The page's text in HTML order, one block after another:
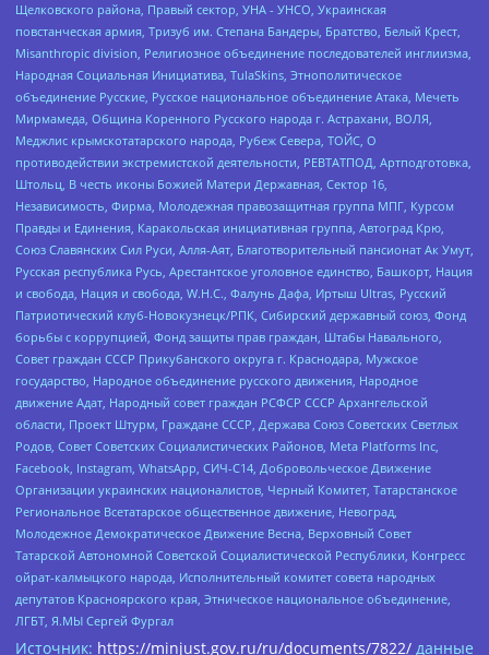
Щелковского района, Правый сектор, УНА - УНСО, Украинская
повстанческая армия, Тризуб им. Степана Бандеры, Братство, Белый Крест,
Misanthropic division, Религиозное объединение последователей инглиизма,
Народная Социальная Инициатива, TulaSkins, Этнополитическое
объединение Русские, Русское национальное объединение Атака, Мечеть
Мирмамеда, Община Коренного Русского народа г. Астрахани, ВОЛЯ,
Меджлис крымскотатарского народа, Рубеж Севера, ТОЙС, О
противодействии экстремистской деятельности, РЕВТАТПОД, Артподготовка,
Штольц, В честь иконы Божией Матери Державная, Сектор 16,
Независимость, Фирма, Молодежная правозащитная группа МПГ, Курсом
Правды и Единения, Каракольская инициативная группа, Автоград Крю,
Союз Славянских Сил Руси, Алля-Аят, Благотворительный пансионат Ак Умут,
Русская республика Русь, Арестантское уголовное единство, Башкорт, Нация
и свобода, Нация и свобода, W.H.С., Фалунь Дафа, Иртыш Ultras, Русский
Патриотический клуб-Новокузнецк/РПК, Сибирский державный союз, Фонд
борьбы с коррупцией, Фонд защиты прав граждан, Штабы Навального,
Совет граждан СССР Прикубанского округа г. Краснодара, Мужское
государство, Народное объединение русского движения, Народное
движение Адат, Народный совет граждан РСФСР СССР Архангельской
области, Проект Штурм, Граждане СССР, Держава Союз Советских Светлых
Родов, Совет Советских Социалистических Районов, Meta Platforms Inc,
Facebook, Instagram, WhatsApp, СИЧ-С14, Добровольческое Движение
Организации украинских националистов, Черный Комитет, Татарстанское
Региональное Всетатарское общественное движение, Невоград,
Молодежное Демократическое Движение Весна, Верховный Совет
Татарской Автономной Советской Социалистической Республики, Конгресс
ойрат-калмыцкого народа, Исполнительный комитет совета народных
депутатов Красноярского края, Этническое национальное объединение,
ЛГБТ, Я.МЫ Сергей Фургал
Источник: https://minjust.gov.ru/ru/documents/7822/ данные